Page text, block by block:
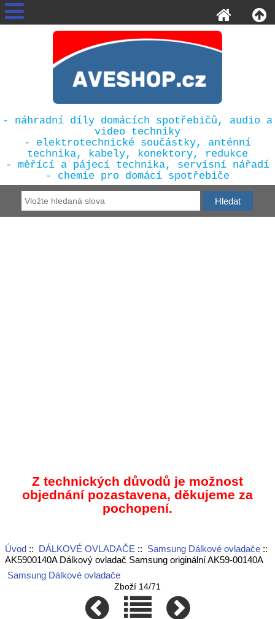
- náhradní díly domácích spotřebičů, audio a
video techniky
- elektrotechnické součástky, anténní
technika, kabely, konektory, redukce
- měřící a pájecí technika, servisní nářadí
- chemie pro domácí spotřebiče
Z technických důvodů je možnost
objednání pozastavena, děkujeme za
pochopení.
Úvod:: DÁLKOVÉ OVLADAČE :: Samsung Dálkové ovladače::
AK5900140A Dálkový ovladač Samsung originální AK59-00140A
Samsung Dálkové ovladače
Zboží 14/71